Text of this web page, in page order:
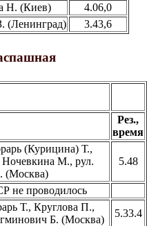
Н. (Киев)
4.06,0
(Ленинград) 3.43,6
Рез.,
время
(Курицина) Т.,
М., рул.
(Москва)
5.48
не проводилось
Т., Круглова П.,
Б. (Москва)
5.33.4